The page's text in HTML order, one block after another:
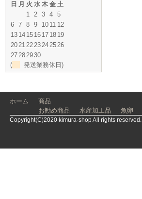
日 月 火 水 木 金 土
1 2 3 4 5
6 7 8 9 10 11 12
13 14 15 16 17 18 19
20212223242526
27282930
(
発送業務休日)
ホーム
商品
お勧め商品
水産加工品 魚卵
Copyright(C)2020 kimura-shop All rights reserved.